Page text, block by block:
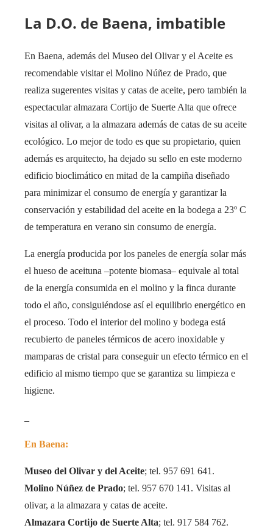
La D.O. de Baena, imbatible
En Baena, además del Museo del Olivar y el Aceite es
recomendable visitar el Molino Núñez de Prado, que
realiza sugerentes visitas y catas de aceite, pero también la
espectacular almazara Cortijo de Suerte Alta que ofrece
visitas al olivar, a la almazara además de catas de su aceite
ecológico. Lo mejor de todo es que su propietario, quien
además es arquitecto, ha dejado su sello en este moderno
edificio bioclimático en mitad de la campiña diseñado
para minimizar el consumo de energía y garantizar la
conservación y estabilidad del aceite en la bodega a 23º C
de temperatura en verano sin consumo de energía.
La energía producida por los paneles de energía solar más
el hueso de aceituna –potente biomasa– equivale al total
de la energía consumida en el molino y la finca durante
todo el año, consiguiéndose así el equilibrio energético en
el proceso. Todo el interior del molino y bodega está
recubierto de paneles térmicos de acero inoxidable y
mamparas de cristal para conseguir un efecto térmico en el
edificio al mismo tiempo que se garantiza su limpieza e
higiene.
En Baena:
Museo del Olivar y del Aceite; tel. 957 691 641.
Molino Núñez de Prado; tel. 957 670 141. Visitas al
olivar, a la almazara y catas de aceite.
Almazara Cortijo de Suerte Alta; tel. 917 584 762.